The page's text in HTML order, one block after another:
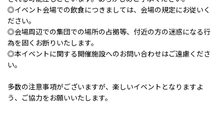
◎イベント会場での飲食につきましては、会場の規定にお従いく
ださい。
◎会場周辺での集団での場所の占拠等、付近の方の迷惑になる行
為を固くお断りいたします。
◎本イベントに関する開催施設へのお問い合わせはご遠慮くださ
い。
多数の注意事項がございますが、楽しいイベントとなりますよ
う、ご協力をお願いいたします。